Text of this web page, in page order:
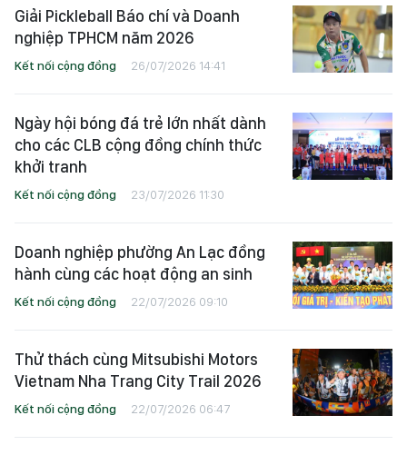
Giải Pickleball Báo chí và Doanh
nghiệp TPHCM năm 2026
Kết nối cộng đồng 26/07/2026 14:41
Ngày hội bóng đá trẻ lớn nhất dành
cho các CLB cộng đồng chính thức
khởi tranh
Kết nối cộng đồng 23/07/2026 11:30
Doanh nghiệp phường An Lạc đồng
hành cùng các hoạt động an sinh
Kết nối cộng đồng 22/07/2026 09:10
Thử thách cùng Mitsubishi Motors
Vietnam Nha Trang City Trail 2026
Kết nối cộng đồng 22/07/2026 06:47